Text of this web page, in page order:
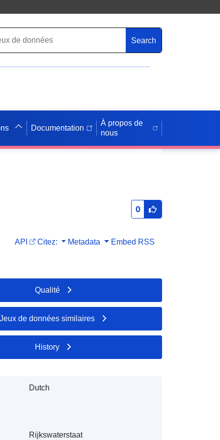
Search
Documentation
À propos de
nous
0
API Citez: Metadata Embed RSS
Qualité
Jeux de données similaires
History
Dutch
Rijkswaterstaat